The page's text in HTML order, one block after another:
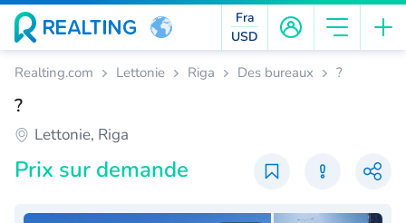
Fra
USD
Realting.com Lettonie Riga Des bureaux ?
?
Lettonie, Riga
Prix ​​sur demande